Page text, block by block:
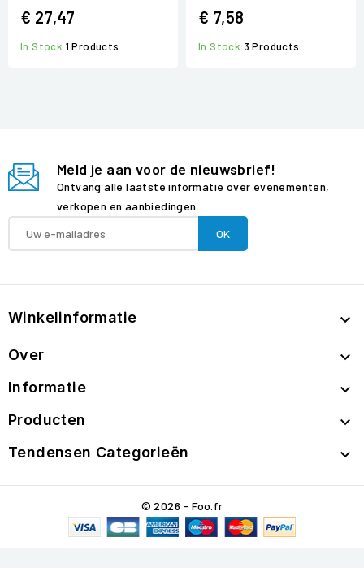
€ 27,47
In Stock 1 Products
€ 7,58
In Stock 3 Products
Meld je aan voor de nieuwsbrief!
Ontvang alle laatste informatie over evenementen,
verkopen en aanbiedingen.
Winkelinformatie 
Over 
Informatie 
Producten 
Tendensen Categorieën 
© 2026 - Foo.fr